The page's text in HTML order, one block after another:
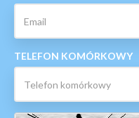
TELEFON KOMÓRKOWY